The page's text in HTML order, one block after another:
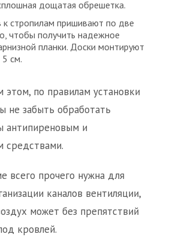
дощатая обрешетка.
к стропилам пришивают по две
чтобы получить надежное
планки. Доски монтируют
см.
этом, по правилам установки
не забыть обработать
антипиреновым и
средствами.
всего прочего нужна для
каналов вентиляции,
может без препятствий
кровлей.